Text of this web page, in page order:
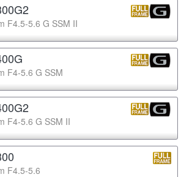
F4.5-5.6 G SSM II
F4-5.6 G SSM
F4-5.6 G SSM II
F4.5-5.6